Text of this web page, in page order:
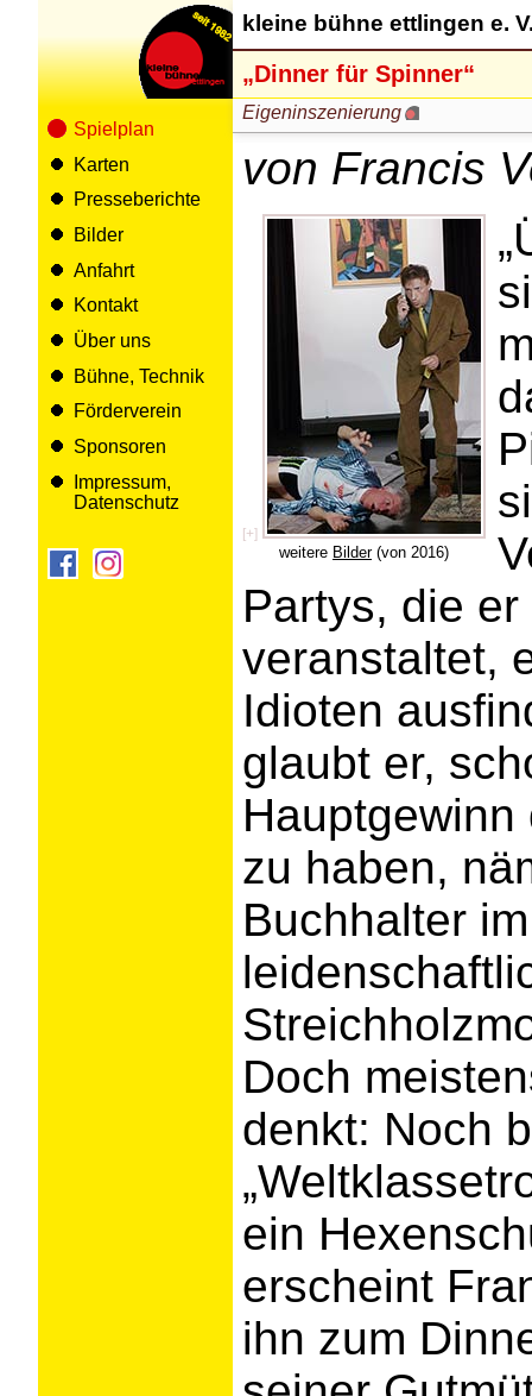
Spielplan
Karten
Presseberichte
Bilder
Anfahrt
Kontakt
Über uns
Bühne, Technik
Förderverein
Sponsoren
Impressum,
Datenschutz
kleine bühne ettlingen e.
„Dinner für Spinner“
Eigeninszenierung
von Francis
weitere Bilder(von 2016)
Partys, die
veranstaltet,
Idioten
glaubt er,
Hauptgewinn
zu haben,
Buchhalter
Doch
denkt: Noch
ein
erscheint
ihn zum